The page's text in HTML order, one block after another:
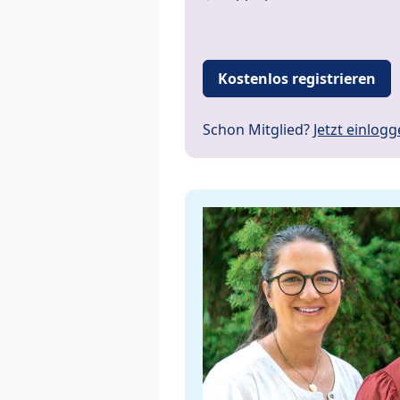
Kostenlos registrieren
Schon Mitglied? Jetzt